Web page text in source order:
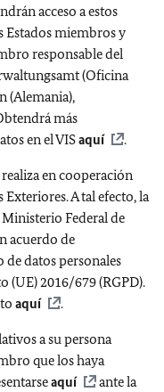
acceso a estos
Estados miembros y
responsable del
(Oficina
(Alemania),
más
en el VISaquí .
en cooperación
A tal efecto, la
Federal de
acuerdo de
datos personales
(UE) 2016/679 (RGPD).
aquí .
a su persona
que los haya
aquí
ante la